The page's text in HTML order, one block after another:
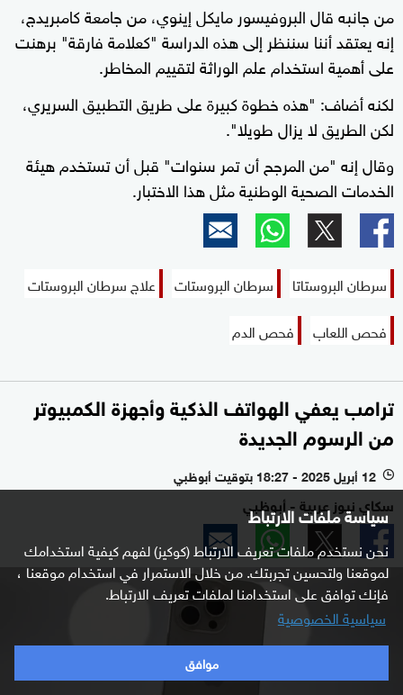
سياسة ملفات الارتباط
نحن نستخدم ملفات تعريف الارتباط (كوكيز) لفهم كيفية استخدامك
لموقعنا ولتحسين تجربتك. من خلال الاستمرار في استخدام موقعنا ،
فإنك توافق على استخدامنا لملفات تعريف الارتباط.
سياسية الخصوصية
موافق
من جانبه قال البروفيسور مايكل إينوي، من جامعة كامبريدج،
إنه يعتقد أننا سننظر إلى هذه الدراسة "كعلامة فارقة" برهنت
على أهمية استخدام علم الوراثة لتقييم المخاطر.
لكنه أضاف: "هذه خطوة كبيرة على طريق التطبيق السريري،
لكن الطريق لا يزال طويلا".
وقال إنه "من المرجح أن تمر سنوات" قبل أن تستخدم هيئة
الخدمات الصحية الوطنية مثل هذا الاختبار.
سرطان البروستاتا سرطان البروستات
علاج سرطان البروستات
فحص اللعاب
فحص الدم
ترامب يعفي الهواتف الذكية وأجهزة الكمبيوتر
من الرسوم الجديدة
l 12 أبريل 2025 - 18:27 بتوقيت أبوظبي
سكاي نيوز عربية - أبوظبي